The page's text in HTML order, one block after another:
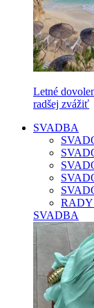
Letné
radšej zvážiť
SVADBA
RADY
SVADBA